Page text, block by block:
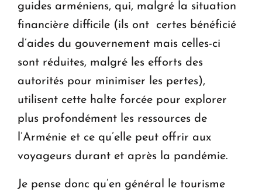
guides arméniens, qui, malgré la situation
financière difficile (ils ont certes bénéficié
d’aides du gouvernement mais celles-ci
sont réduites, malgré les efforts des
autorités pour minimiser les pertes),
utilisent cette halte forcée pour explorer
plus profondément les ressources de
l’Arménie et ce qu’elle peut offrir aux
voyageurs durant et après la pandémie.
Je pense donc qu’en général le tourisme